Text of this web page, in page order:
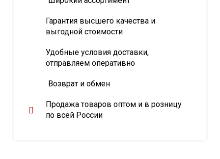
Гарантия высшего качества и
выгодной стоимости
Удобные условия доставки,
отправляем оперативно
Возврат и обмен
Продажа товаров оптом и в розницу
по всей России